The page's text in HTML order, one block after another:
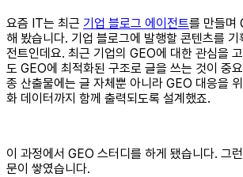
요즘 IT는 최근 기업 블로그 에이전트를 만들며
해 봤습니다. 기업 블로그에 발행할 콘텐츠를 기
전트인데요. 최근 기업의 GEO에 대한 관심을
도 GEO에 최적화된 구조로 글을 쓰는 것이 중
종 산출물에는 글 자체뿐 아니라 GEO 대응을
화 데이터까지 함께 출력되도록 설계했죠.
이 과정에서 GEO 스터디를 하게 됐습니다. 그
문이 쌓였습니다.